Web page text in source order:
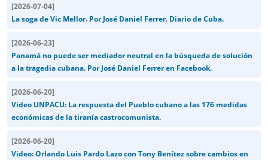
[2026-07-04]
La soga de Vic Mellor. Por José Daniel Ferrer. Diario de Cuba.
[2026-06-23]
Panamá no puede ser mediador neutral en la búsqueda de solución
a la tragedia cubana. Por José Daniel Ferrer en Facebook.
[2026-06-20]
Video UNPACU: La respuesta del Pueblo cubano a las 176 medidas
económicas de la tiranía castrocomunista.
[2026-06-20]
Video: Orlando Luis Pardo Lazo con Tony Benítez sobre cambios en